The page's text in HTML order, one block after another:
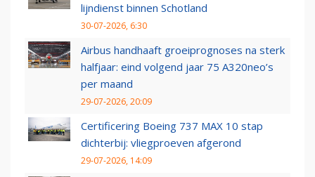
lijndienst binnen Schotland
30-07-2026, 6:30
Airbus handhaaft groeiprognoses na sterk
halfjaar: eind volgend jaar 75 A320neo’s
per maand
29-07-2026, 20:09
Certificering Boeing 737 MAX 10 stap
dichterbij: vliegproeven afgerond
29-07-2026, 14:09